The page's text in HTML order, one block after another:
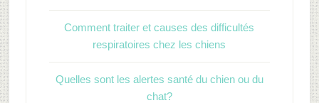
Comment traiter et causes des difficultés
respiratoires chez les chiens
Quelles sont les alertes santé du chien ou du
chat?